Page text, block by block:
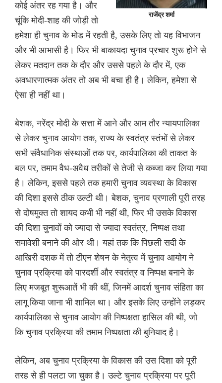
राजेंद्र शर्मा
कोई अंतर रह गया है। और
चूंकि मोदी-शाह की जोड़ी तो
हमेशा ही चुनाव के मोड में रहती है, उसके लिए तो यह विभाजन
और भी आभासी है। फिर भी बाकायदा चुनाव प्रचार शुरू होने से
लेकर मतदान तक के दौर और उससे पहले के दौर में, एक
अवधारणात्मक अंतर तो अब भी बचा ही है। लेकिन, हमेशा से
ऐसा ही नहीं था।
बेशक, नरेंद्र मोदी के सत्ता में आने और आम तौर न्यायपालिका
से लेकर चुनाव आयोग तक, राज्य के स्वतंत्र स्तंभों से लेकर
सभी संवैधानिक संस्थाओं तक पर, कार्यपालिका की ताकत के
बल पर, तमाम वैध-अवैध तरीकों से तेजी से कब्जा कर लिया गया
है। लेकिन, इससे पहले तक हमारी चुनाव व्यवस्था के विकास
की दिशा इससे ठीक उल्टी थी। बेशक, चुनाव प्रणाली पूरी तरह
से दोषमुक्त तो शायद कभी भी नहीं थी, फिर भी उसके विकास
की दिशा चुनावों को ज्यादा से ज्यादा स्वतंत्र, निष्पक्ष तथा
समावेशी बनाने की ओर थी। यहां तक कि पिछली सदी के
आखिरी दशक में तो टीएन शेषन के नेतृत्व में चुनाव आयोग ने
चुनाव प्रक्रिया को पारदर्शी और स्वतंत्र व निष्पक्ष बनाने के
लिए मजबूत शुरूआतें भी की थीं, जिनमें आदर्श चुनाव संहिता का
लागू किया जाना भी शामिल था। और इसके लिए उन्होंने लड़कर
कार्यपालिका से चुनाव आयोग की निष्पक्षता हासिल की थी, जो
कि चुनाव प्रक्रिया की तमाम निष्पक्षता की बुनियाद है।
लेकिन, अब चुनाव प्रक्रिया के विकास की उस दिशा को पूरी
तरह से ही पलटा जा चुका है। उल्टे चुनाव प्रक्रिया पर पूरी